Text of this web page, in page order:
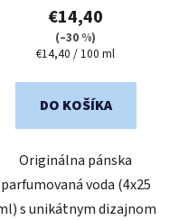
€14,40
(–30 %)
Jednotková
€14,40 / 100 ml
DO KOŠÍKA
Originálna pánska
parfumovaná voda (4x25
s unikátnym dizajnom